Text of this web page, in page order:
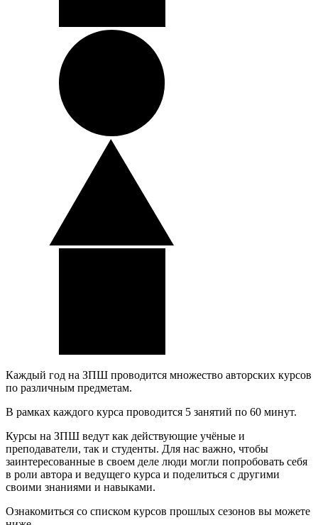
Каждый год на ЗПШ проводится множество авторских курсов
по различным предметам.
В рамках каждого курса проводится 5 занятий по 60 минут.
Курсы на ЗПШ ведут как действующие учёные и
преподаватели, так и студенты. Для нас важно, чтобы
заинтересованные в своем деле люди могли попробовать себя
в роли автора и ведущего курса и поделиться с другими
своими знаниями и навыками.
Ознакомиться со списком курсов прошлых сезонов вы можете